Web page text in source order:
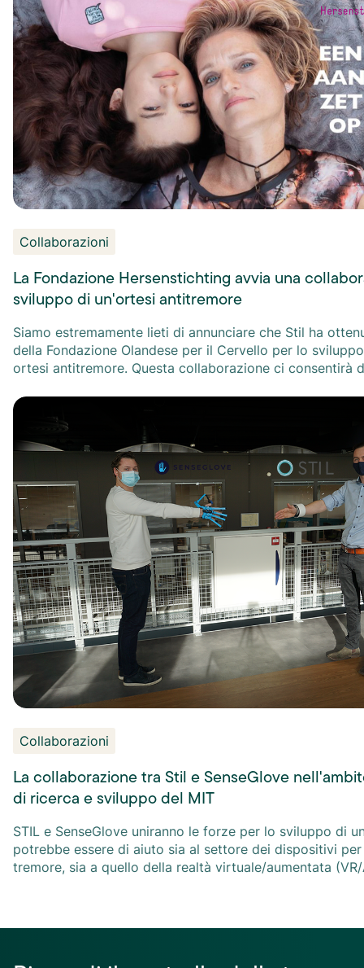
Collaborazioni
La Fondazione Hersenstichting avvia una
sviluppo di un'ortesi antitremore
Siamo estremamente lieti di annunciare che Stil ha
della Fondazione Olandese per il Cervello per lo
ortesi antitremore. Questa collaborazione ci consentirà
Collaborazioni
La collaborazione tra Stil e SenseGlove
di ricerca e sviluppo del MIT
STIL e SenseGlove uniranno le forze per lo sviluppo di
potrebbe essere di aiuto sia al settore dei dispositivi
tremore, sia a quello della realtà virtuale/aumentata